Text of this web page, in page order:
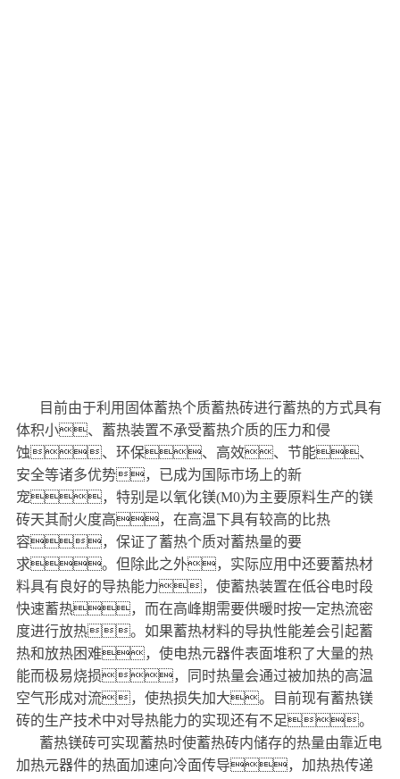
目前由于利用固体蓄热个质蓄热砖进行蓄热的方式具有
体积小、蓄热装置不承受蓄热介质的压力和侵
蚀、环保、高效、节能、
安全等诸多优势，已成为国际市场上的新
宠，特别是以氧化镁(M0)为主要原料生产的镁
砖天其耐火度高，在高温下具有较高的比热
容，保证了蓄热个质对蓄热量的要
求。但除此之外，实际应用中还要蓄热材
料具有良好的导热能力，使蓄热装置在低谷电时段
快速蓄热，而在高峰期需要供暖时按一定热流密
度进行放热。如果蓄热材料的导执性能差会引起蓄
热和放热困难，使电热元器件表面堆积了大量的热
能而极易烧损，同时热量会通过被加热的高温
空气形成对流，使热损失加大。目前现有蓄热镁
砖的生产技术中对导热能力的实现还有不足。
蓄热镁砖可实现蓄热时使蓄热砖内储存的热量由靠近电
加热元器件的热面加速向冷面传导，加热热传递